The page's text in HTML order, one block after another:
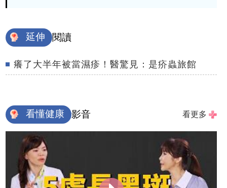
延伸 閱讀
癢了大半年被當濕疹！醫驚見：是疥蟲旅館
看懂健康 影音 看更多